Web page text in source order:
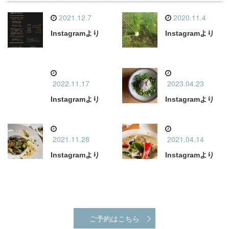
2021.12.7
Instagramより
2020.11.4
Instagramより
2022.11.17
Instagramより
2023.04.23
Instagramより
2021.11.28
Instagramより
2021.04.14
Instagramより
ご予約はこちら